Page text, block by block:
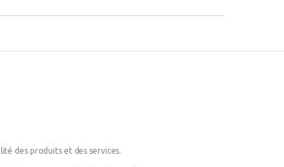
des produits et des services.